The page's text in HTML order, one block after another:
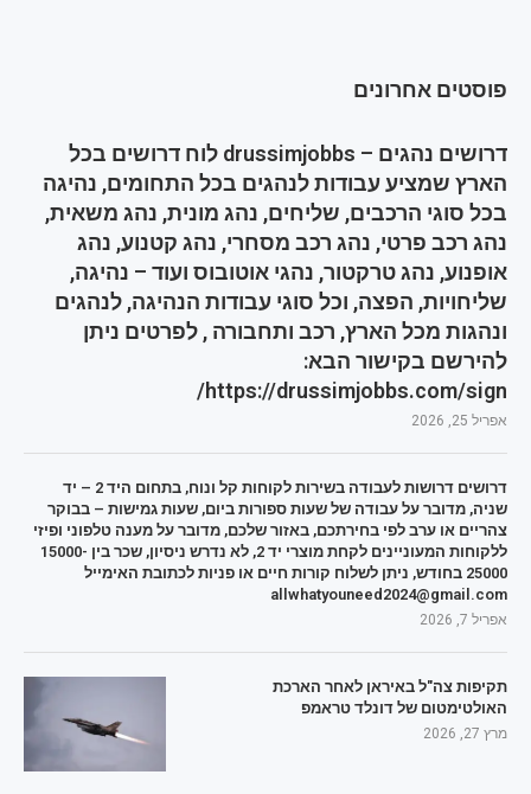
פוסטים אחרונים
דרושים נהגים – drussimjobbs לוח דרושים בכל
הארץ שמציע עבודות לנהגים בכל התחומים, נהיגה
בכל סוגי הרכבים, שליחים, נהג מונית, נהג משאית,
נהג רכב פרטי, נהג רכב מסחרי, נהג קטנוע, נהג
אופנוע, נהג טרקטור, נהגי אוטובוס ועוד – נהיגה,
שליחויות, הפצה, וכל סוגי עבודות הנהיגה, לנהגים
ונהגות מכל הארץ, רכב ותחבורה , לפרטים ניתן
להירשם בקישור הבא:
https://drussimjobbs.com/sign/
אפריל 25, 2026
דרושים דרושות לעבודה בשירות לקוחות קל ונוח, בתחום היד 2 – יד
שניה, מדובר על עבודה של שעות ספורות ביום, שעות גמישות – בבוקר
צהריים או ערב לפי בחירתכם, באזור שלכם, מדובר על מענה טלפוני ופיזי
ללקוחות המעוניינים לקחת מוצרי יד 2, לא נדרש ניסיון, שכר בין 15000-
25000 בחודש, ניתן לשלוח קורות חיים או פניות לכתובת האימייל
allwhatyouneed2024@gmail.com
אפריל 7, 2026
תקיפות צה"ל באיראן לאחר הארכת
האולטימטום של דונלד טראמפ
מרץ 27, 2026